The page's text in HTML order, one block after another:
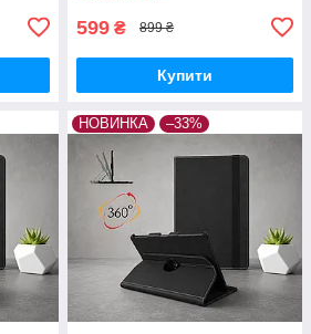
599 ₴ 899 ₴
Купити
НОВИНКА –33%